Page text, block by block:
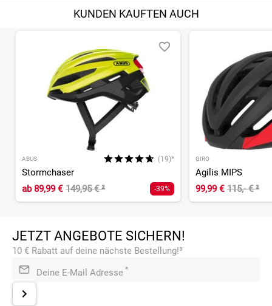
KUNDEN KAUFTEN AUCH
ABUS (19)*
Stormchaser
ab89,99 € 149,95 €² -39%
GIRO
Agilis MIPS
99,99 € 115,- €²
JETZT ANGEBOTE SICHERN!
10 € Rabatt auf deine nächste Bestellung!³
Deine E-Mail Adresse *